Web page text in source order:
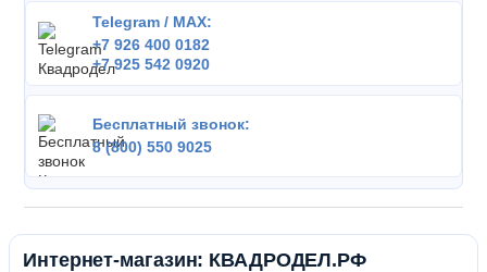
Telegram / MAX:
+7 926 400 0182
+7 925 542 0920
Бесплатный звонок:
8 (800) 550 9025
Интернет-магазин: КВАДРОДЕЛ.РФ